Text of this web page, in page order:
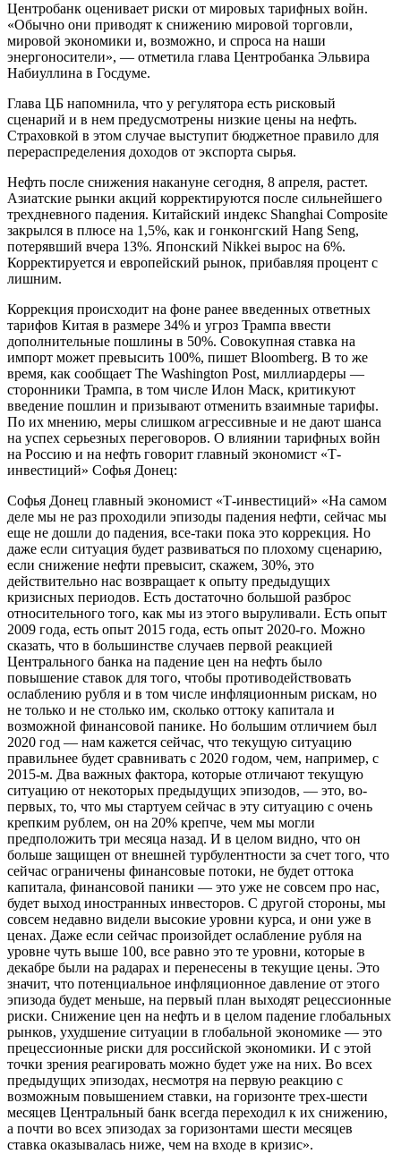
Центробанк оценивает риски от мировых тарифных войн.
«Обычно они приводят к снижению мировой торговли,
мировой экономики и, возможно, и спроса на наши
энергоносители», — отметила глава Центробанка Эльвира
Набиуллина в Госдуме.
Глава ЦБ напомнила, что у регулятора есть рисковый
сценарий и в нем предусмотрены низкие цены на нефть.
Страховкой в этом случае выступит бюджетное правило для
перераспределения доходов от экспорта сырья.
Нефть после снижения накануне сегодня, 8 апреля, растет.
Азиатские рынки акций корректируются после сильнейшего
трехдневного падения. Китайский индекс Shanghai Composite
закрылся в плюсе на 1,5%, как и гонконгский Hang Seng,
потерявший вчера 13%. Японский Nikkei вырос на 6%.
Корректируется и европейский рынок, прибавляя процент с
лишним.
Коррекция происходит на фоне ранее введенных ответных
тарифов Китая в размере 34% и угроз Трампа ввести
дополнительные пошлины в 50%. Совокупная ставка на
импорт может превысить 100%, пишет Bloomberg. В то же
время, как сообщает The Washington Post, миллиардеры —
сторонники Трампа, в том числе Илон Маск, критикуют
введение пошлин и призывают отменить взаимные тарифы.
По их мнению, меры слишком агрессивные и не дают шанса
на успех серьезных переговоров. О влиянии тарифных войн
на Россию и на нефть говорит главный экономист «Т-
инвестиций» Софья Донец:
Софья Донец главный экономист «Т-инвестиций» «На самом
деле мы не раз проходили эпизоды падения нефти, сейчас мы
еще не дошли до падения, все-таки пока это коррекция. Но
даже если ситуация будет развиваться по плохому сценарию,
если снижение нефти превысит, скажем, 30%, это
действительно нас возвращает к опыту предыдущих
кризисных периодов. Есть достаточно большой разброс
относительного того, как мы из этого выруливали. Есть опыт
2009 года, есть опыт 2015 года, есть опыт 2020-го. Можно
сказать, что в большинстве случаев первой реакцией
Центрального банка на падение цен на нефть было
повышение ставок для того, чтобы противодействовать
ослаблению рубля и в том числе инфляционным рискам, но
не только и не столько им, сколько оттоку капитала и
возможной финансовой панике. Но большим отличием был
2020 год — нам кажется сейчас, что текущую ситуацию
правильнее будет сравнивать с 2020 годом, чем, например, с
2015-м. Два важных фактора, которые отличают текущую
ситуацию от некоторых предыдущих эпизодов, — это, во-
первых, то, что мы стартуем сейчас в эту ситуацию с очень
крепким рублем, он на 20% крепче, чем мы могли
предположить три месяца назад. И в целом видно, что он
больше защищен от внешней турбулентности за счет того, что
сейчас ограничены финансовые потоки, не будет оттока
капитала, финансовой паники — это уже не совсем про нас,
будет выход иностранных инвесторов. С другой стороны, мы
совсем недавно видели высокие уровни курса, и они уже в
ценах. Даже если сейчас произойдет ослабление рубля на
уровне чуть выше 100, все равно это те уровни, которые в
декабре были на радарах и перенесены в текущие цены. Это
значит, что потенциальное инфляционное давление от этого
эпизода будет меньше, на первый план выходят рецессионные
риски. Снижение цен на нефть и в целом падение глобальных
рынков, ухудшение ситуации в глобальной экономике — это
прецессионные риски для российской экономики. И с этой
точки зрения реагировать можно будет уже на них. Во всех
предыдущих эпизодах, несмотря на первую реакцию с
возможным повышением ставки, на горизонте трех-шести
месяцев Центральный банк всегда переходил к их снижению,
а почти во всех эпизодах за горизонтами шести месяцев
ставка оказывалась ниже, чем на входе в кризис».